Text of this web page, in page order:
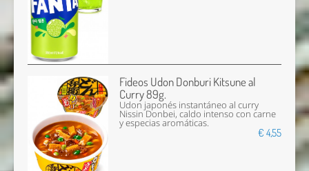
Fideos Udon Donburi Kitsune al
Curry 89g.
Udon japonés instantáneo al curry
Nissin Donbei, caldo intenso con carne
y especias aromáticas.
€ 4,55